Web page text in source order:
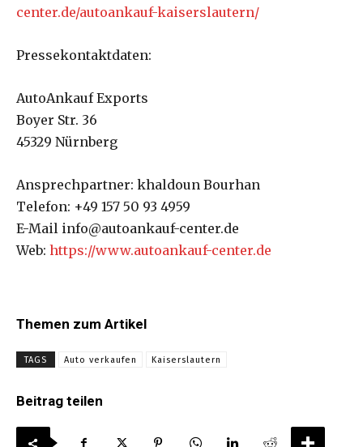
center.de/autoankauf-kaiserslautern/
Pressekontaktdaten:
AutoAnkauf Exports
Boyer Str. 36
45329 Nürnberg
Ansprechpartner: khaldoun Bourhan
Telefon: +49 157 50 93 4959
E-Mail info@autoankauf-center.de
Web: https://www.autoankauf-center.de
Themen zum Artikel
TAGS Auto verkaufen Kaiserslautern
Beitrag teilen